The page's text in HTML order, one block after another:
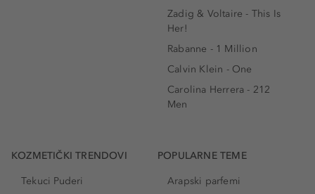
Zadig & Voltaire - This Is
Her!
Rabanne - 1 Million
Calvin Klein - One
Carolina Herrera - 212
Men
KOZMETIČKI TRENDOVI
Tekuci Puderi
POPULARNE TEME
Arapski parfemi